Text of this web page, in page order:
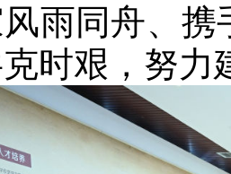
雨同舟、
时艰，努力